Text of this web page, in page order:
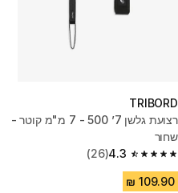
TRIBORD
רצועת גלשן 7’ 500 - 7 מ"מ קוטר -
שחור
4.3
4.3 out of 5 stars from 26 reviews
(26)